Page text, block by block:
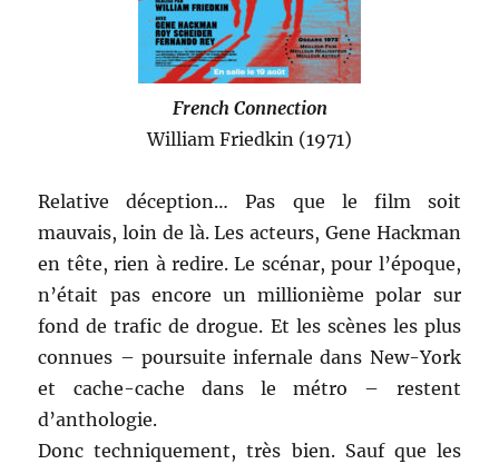
French Connection
William Friedkin (1971)
Relative déception… Pas que le film soit
mauvais, loin de là. Les acteurs, Gene Hackman
en tête, rien à redire. Le scénar, pour l’époque,
n’était pas encore un millionième polar sur
fond de trafic de drogue. Et les scènes les plus
connues – poursuite infernale dans New-York
et cache-cache dans le métro – restent
d’anthologie.
Donc techniquement, très bien. Sauf que les